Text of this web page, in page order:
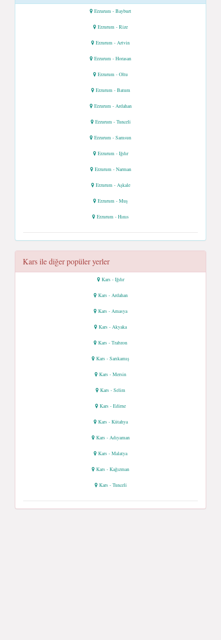
Erzurum - Bayburt
Erzurum - Rize
Erzurum - Artvin
Erzurum - Horasan
Erzurum - Oltu
Erzurum - Batum
Erzurum - Ardahan
Erzurum - Tunceli
Erzurum - Samsun
Erzurum - Iğdır
Erzurum - Narman
Erzurum - Aşkale
Erzurum - Muş
Erzurum - Hınıs
Kars ile diğer popüler yerler
Kars - Iğdır
Kars - Ardahan
Kars - Amasya
Kars - Akyaka
Kars - Trabzon
Kars - Sarıkamış
Kars - Mersin
Kars - Selim
Kars - Edirne
Kars - Kütahya
Kars - Adıyaman
Kars - Malatya
Kars - Kağızman
Kars - Tunceli